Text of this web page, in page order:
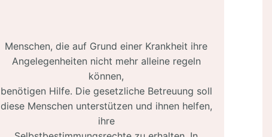
Menschen, die auf Grund einer Krankheit ihre
Angelegenheiten nicht mehr alleine regeln
können,
benötigen Hilfe. Die gesetzliche Betreuung soll
diese Menschen unterstützen und ihnen helfen,
ihre